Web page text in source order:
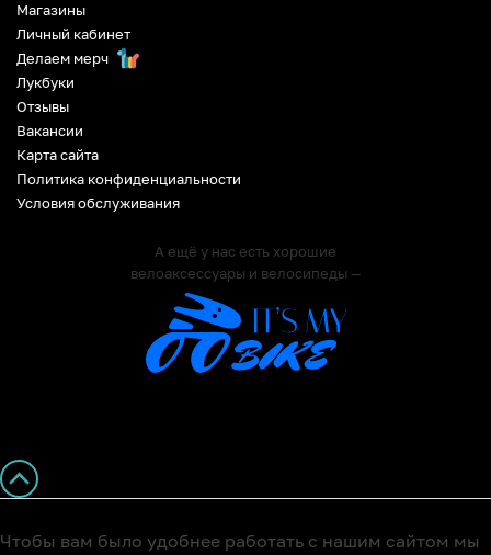
Магазины
Личный кабинет
Делаем мерч
Лукбуки
Отзывы
Вакансии
Карта сайта
Политика конфиденциальности
Условия обслуживания
А ещё у нас есть хорошие
велоаксессуары и велосипеды —
Чтобы вам было удобнее работать с нашим сайтом мы